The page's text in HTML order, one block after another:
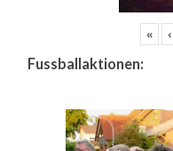
« ‹
Fussballaktionen: